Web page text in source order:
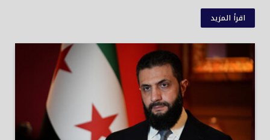
اقرأ المزيد